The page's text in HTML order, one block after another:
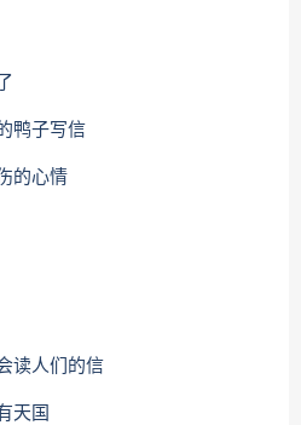
鸭子写信
的心情
读人们的信
天国